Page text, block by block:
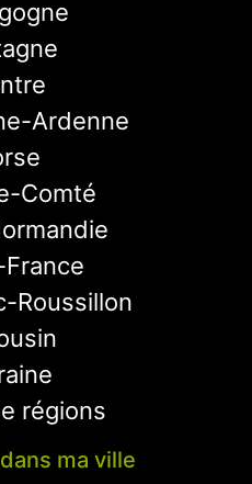
Ardenne
Comté
Roussillon
régions
ma ville